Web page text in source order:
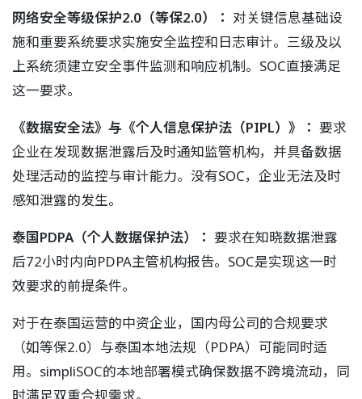
网络安全等级保护2.0（等保2.0）： 对关键信息基础设
施和重要系统要求实施安全监控和日志审计。三级及以
上系统须建立安全事件监测和响应机制。SOC直接满足
这一要求。
《数据安全法》与《个人信息保护法（PIPL）》： 要求
企业在发现数据泄露后及时通知监管机构，并具备数据
处理活动的监控与审计能力。没有SOC，企业无法及时
感知泄露的发生。
泰国PDPA（个人数据保护法）： 要求在知晓数据泄露
后72小时内向PDPA主管机构报告。SOC是实现这一时
效要求的前提条件。
对于在泰国运营的中资企业，国内母公司的合规要求
（如等保2.0）与泰国本地法规（PDPA）可能同时适
用。simpliSOC的本地部署模式确保数据不跨境流动，同